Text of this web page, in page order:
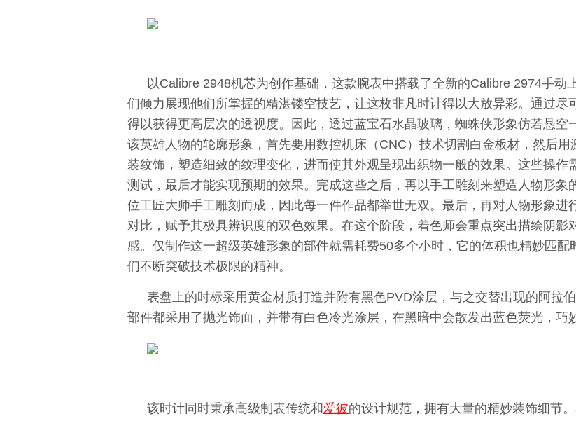
以Calibre 2948机芯为创作基础，这款腕表中搭载了全新的Calibre 2974手动
们倾力展现他们所掌握的精湛镂空技艺，让这枚非凡时计得以大放异彩。通过
得以获得更高层次的透视度。因此，透过蓝宝石水晶玻璃，蜘蛛侠形象仿若悬空
该英雄人物的轮廓形象，首先要用数控机床（CNC）技术切割白金板材，然后
装纹饰，塑造细致的纹理变化，进而使其外观呈现出织物一般的效果。这些操作
测试，最后才能实现预期的效果。完成这些之后，再以手工雕刻来塑造人物形象
位工匠大师手工雕刻而成，因此每一件作品都举世无双。最后，再对人物形象进
对比，赋予其极具辨识度的双色效果。在这个阶段，着色师会重点突出描绘阴
感。仅制作这一超级英雄形象的部件就需耗费50多个小时，它的体积也精妙匹
们不断突破技术极限的精神。
表盘上的时标采用黄金材质打造并附有黑色PVD涂层，与之交替出现的阿拉
部件都采用了抛光饰面，并带有白色冷光涂层，在黑暗中会散发出蓝色荧光，巧
该时计同时秉承高级制表传统和爱彼的设计规范，拥有大量的精妙装饰细节